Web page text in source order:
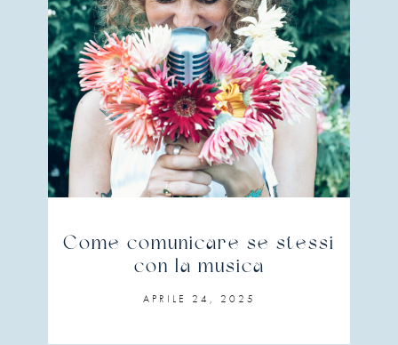
Come comunicare se stessi
con la musica
APRILE 24, 2025